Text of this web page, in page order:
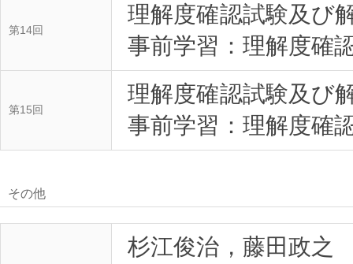
第14回
理解度確認試験及び
事前学習：理解度確
第15回
理解度確認試験及び
事前学習：理解度確
その他
杉江俊治，藤田政之